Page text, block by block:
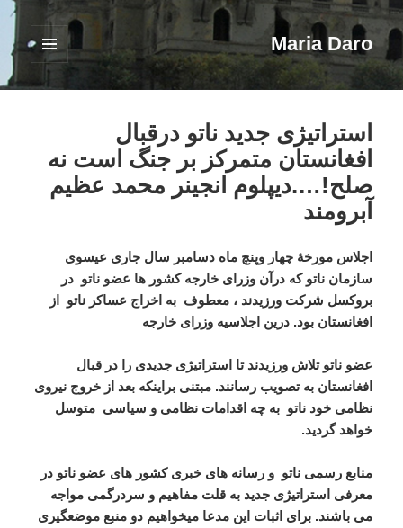
Maria Daro
فهرست
ابزارک‌ها
استراتیژی جدید ناتو درقبال
افغانستان متمرکز بر جنگ است نه
صلح!….دیپلوم انجینر محمد عظیم
آبرومند
اجلاس مورخۀ چهار وپنچ ماه دسامبر سال جاری عیسوی
سازمان ناتو که درآن وزرای خارجه کشور ها عضو ناتو در
بروکسل شرکت ورزیدند ، معطوف به اخراج عساکر ناتو از
افغانستان بود. درین اجلاسیه وزرای خارجه
عضو ناتو تلاش ورزیدند تا استراتیژی جدیدی را در قبال
افغانستان به تصویب رسانند. مبتنی براینکه بعد از خروج نیروی
نظامی خود ناتو به چه اقدامات نظامی و سیاسی متوسل
خواهد گردید.
منابع رسمی ناتو و رسانه های خبری کشور های عضو ناتو در
معرفی استراتیژی جدید به قلت مفاهیم و سردرگمی مواجه
می باشند. برای اثبات این مدعا میخواهیم دو منبع موضعگیری